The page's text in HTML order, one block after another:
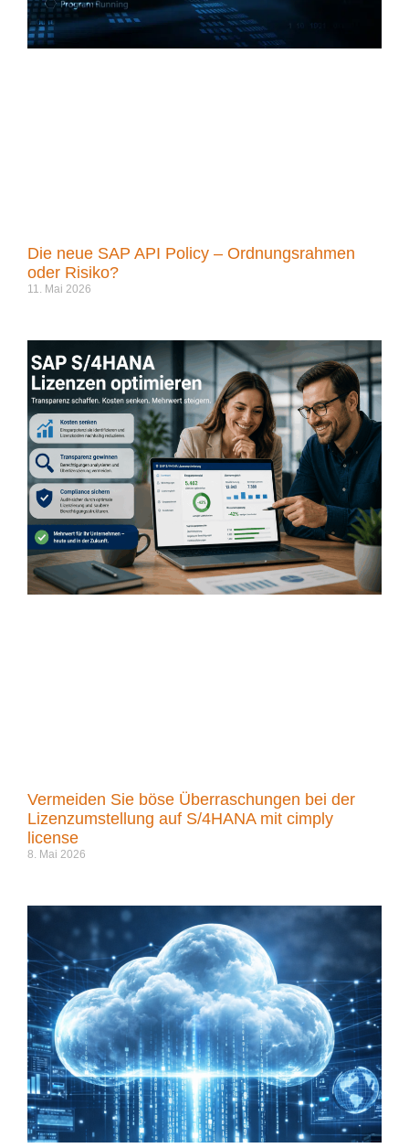
Die neue SAP API Policy – Ordnungsrahmen
oder Risiko?
11. Mai 2026
Vermeiden Sie böse Überraschungen bei der
Lizenzumstellung auf S/4HANA mit cimply
license
8. Mai 2026